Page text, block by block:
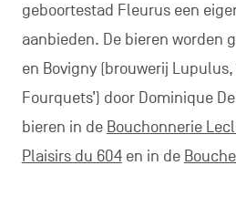
geboortestad Fleurus een
aanbieden. De bieren worden
en Bovigny (brouwerij Lupulus,
Fourquets’) door Dominique
bieren in de Bouchonnerie
Plaisirs du 604en in de